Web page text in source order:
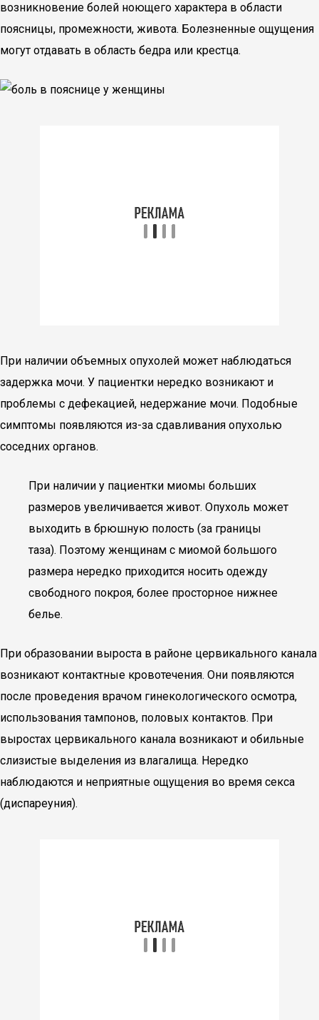
возникновение болей ноющего характера в области
поясницы, промежности, живота. Болезненные ощущения
могут отдавать в область бедра или крестца.
При наличии объемных опухолей может наблюдаться
задержка мочи. У пациентки нередко возникают и
проблемы с дефекацией, недержание мочи. Подобные
симптомы появляются из-за сдавливания опухолью
соседних органов.
При наличии у пациентки миомы больших
размеров увеличивается живот. Опухоль может
выходить в брюшную полость (за границы
таза). Поэтому женщинам с миомой большого
размера нередко приходится носить одежду
свободного покроя, более просторное нижнее
белье.
При образовании выроста в районе цервикального канала
возникают контактные кровотечения. Они появляются
после проведения врачом гинекологического осмотра,
использования тампонов, половых контактов. При
выростах цервикального канала возникают и обильные
слизистые выделения из влагалища. Нередко
наблюдаются и неприятные ощущения во время секса
(диспареуния).